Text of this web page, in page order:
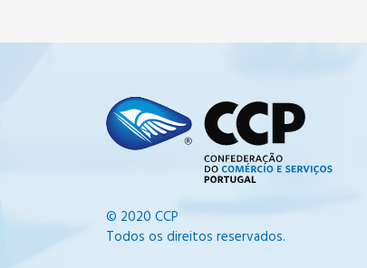
© 2020 CCP
Todos os direitos reservados.